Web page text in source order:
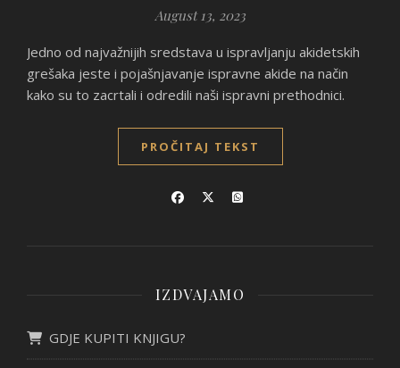
August 13, 2023
Jedno od najvažnijih sredstava u ispravljanju akidetskih
grešaka jeste i pojašnjavanje ispravne akide na način
kako su to zacrtali i odredili naši ispravni prethodnici.
PROČITAJ TEKST
IZDVAJAMO
GDJE KUPITI KNJIGU?